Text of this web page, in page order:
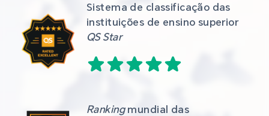
Sistema de classificação das
instituições de ensino superior
QS Star
Ranking mundial das